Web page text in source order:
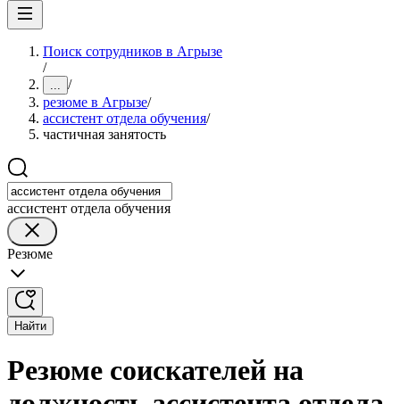
Поиск сотрудников в Агрызе
/
... /
резюме в Агрызе/
ассистент отдела обучения/
частичная занятость
ассистент отдела обучения
Резюме
Найти
Резюме соискателей на